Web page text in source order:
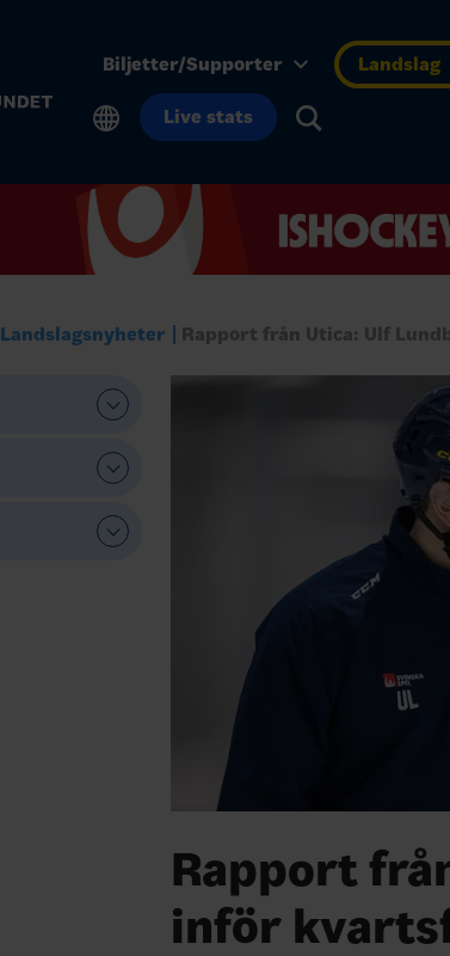
Biljetter/Supporter Landslag
Live stats
Landslagsnyheter Rapport från Utica: Ulf
Rapport
inför